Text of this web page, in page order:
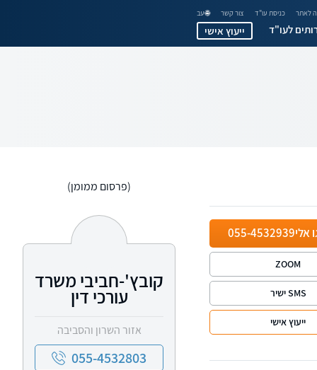
לאתר כניסת עו"ד צור קשר 🌐 עב
לעו"ד ייעוץ אישי
אלי055-4532939
ZOOM
SMS ישיר
ייעוץ אישי
(פרסום ממומן)
קובץ'-חביבי משרד
עורכי דין
אזור השרון והסביבה
055-4532803